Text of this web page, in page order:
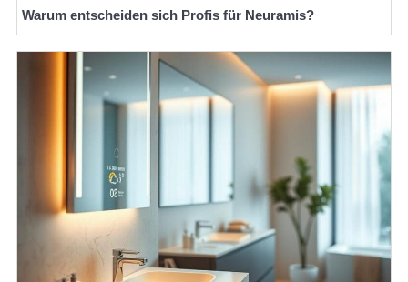
Warum entscheiden sich Profis für Neuramis?